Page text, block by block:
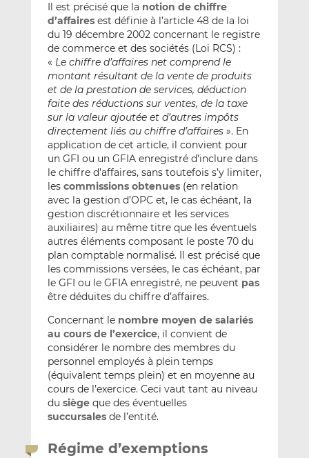
Il est précisé que la notion de chiffre
d’affairesest définie à l’article 48 de la loi
du 19 décembre 2002 concernant le registre
de commerce et des sociétés (Loi RCS) :
« Le chiffre d’affaires net comprend le
montant résultant de la vente de produits
et de la prestation de services, déduction
faite des réductions sur ventes, de la taxe
sur la valeur ajoutée et d’autres impôts
directement liés au chiffre d’affaires». En
application de cet article, il convient pour
un GFI ou un GFIA enregistré d’inclure dans
le chiffre d’affaires, sans toutefois s’y limiter,
les commissions obtenues(en relation
avec la gestion d’OPC et, le cas échéant, la
gestion discrétionnaire et les services
auxiliaires) au même titre que les éventuels
autres éléments composant le poste 70 du
plan comptable normalisé. Il est précisé que
les commissions versées, le cas échéant, par
le GFI ou le GFIA enregistré, ne peuvent pas
être déduites du chiffre d’affaires.
Concernant le nombre moyen de salariés
au cours de l’exercice, il convient de
considérer le nombre des membres du
personnel employés à plein temps
(équivalent temps plein) et en moyenne au
cours de l’exercice. Ceci vaut tant au niveau
du siègeque des éventuelles
succursalesde l’entité.
Régime d’exemptions